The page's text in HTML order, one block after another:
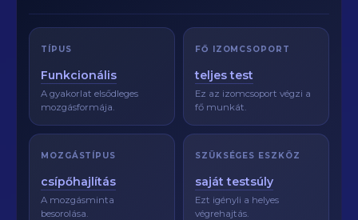
TÍPUS
Funkcionális
A gyakorlat elsődleges
mozgásformája.
FŐ IZOMCSOPORT
teljes test
Ez az izomcsoport végzi a
fő munkát.
MOZGÁSTÍPUS
csípőhajlítás
A mozgásminta
besorolása.
SZÜKSÉGES ESZKÖZ
saját testsúly
Ezt igényli a helyes
végrehajtás.